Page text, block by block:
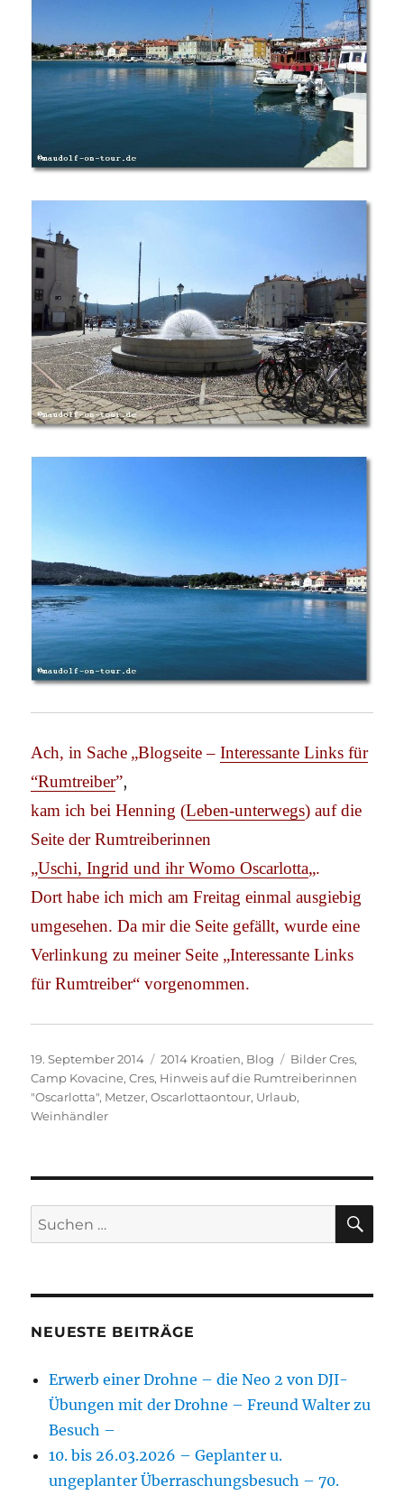
Ach, in Sache „Blogseite –Interessante Links für
“Rumtreiber”,
kam ich bei Henning (Leben-unterwegs) auf die
Seite der Rumtreiberinnen
„Uschi, Ingrid und ihr Womo Oscarlotta„.
Dort habe ich mich am Freitag einmal ausgiebig
umgesehen. Da mir die Seite gefällt, wurde eine
Verlinkung zu meiner Seite „Interessante Links
für Rumtreiber“ vorgenommen.
Veröffentlicht
am
19. September 2014 Kategorien
2014 Kroatien, Blog Schlagwörter
Bilder Cres,
Camp Kovacine,Cres, Hinweis auf die Rumtreiberinnen
"Oscarlotta", Metzer,Oscarlottaontour, Urlaub,
Weinhändler
Suchen
nach:
NEUESTE BEITRÄGE
Erwerb einer Drohne – die Neo 2 von DJI-
Übungen mit der Drohne – Freund Walter zu
Besuch –
10. bis 26.03.2026 – Geplanter u.
ungeplanter Überraschungsbesuch – 70.